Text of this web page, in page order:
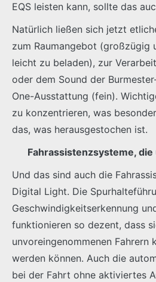
EQS leisten kann, sollte das
Natürlich ließen sich jetzt
zum Raumangebot (großzügig
leicht zu beladen), zur
oder dem Sound der
One-Ausstattung (fein).
zu konzentrieren, was
das, was herausgestochen ist.
Fahrassistenzsysteme,
Und das sind auch die
Digital Light. Die
Geschwindigkeitserkennung
funktionieren so dezent, dass
unvoreingenommenen Fahrern
werden können. Auch die
bei der Fahrt ohne aktiviertes